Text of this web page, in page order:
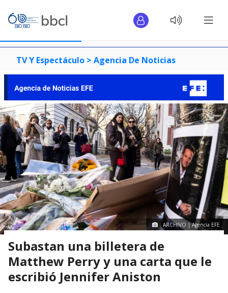
TV Y Espectáculo > Agencia De Noticias
ARCHIVO | Agencia EFE
Subastan una billetera de
Matthew Perry y una carta que le
escribió Jennifer Aniston